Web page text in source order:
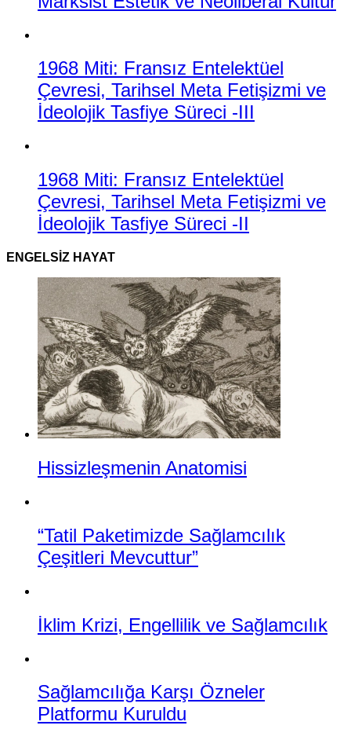
1968 Miti: Fransız Entelektüel
Çevresi, Tarihsel Meta Fetişizmi ve
İdeolojik Tasfiye Süreci -III
1968 Miti: Fransız Entelektüel
Çevresi, Tarihsel Meta Fetişizmi ve
İdeolojik Tasfiye Süreci -II
ENGELSIZ HAYAT
Hissizleşmenin Anatomisi
“Tatil Paketimizde Sağlamcılık
Çeşitleri Mevcuttur”
İklim Krizi, Engellilik ve Sağlamcılık
Sağlamcılığa Karşı Özneler
Platformu Kuruldu